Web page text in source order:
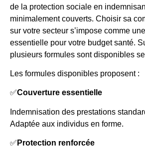
de la protection sociale en
minimalement couverts. Choisir sa
sur votre secteur s’impose comme
essentielle pour votre budget santé.
plusieurs formules sont disponibles
Les formules disponibles proposent :
✅Couverture essentielle
Indemnisation des prestations
Adaptée aux individus en forme.
✅ Protection renforcée